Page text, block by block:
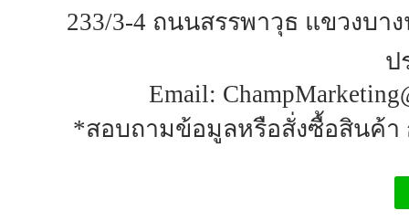
233/3-4 ถนนสรรพาวุธ แขวงบา
ป
Email:
*สอบถามข้อมูลหรือสั่งซื้อสินค้า